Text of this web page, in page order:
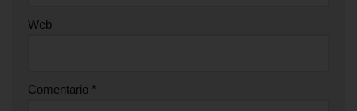
Web
Comentario *